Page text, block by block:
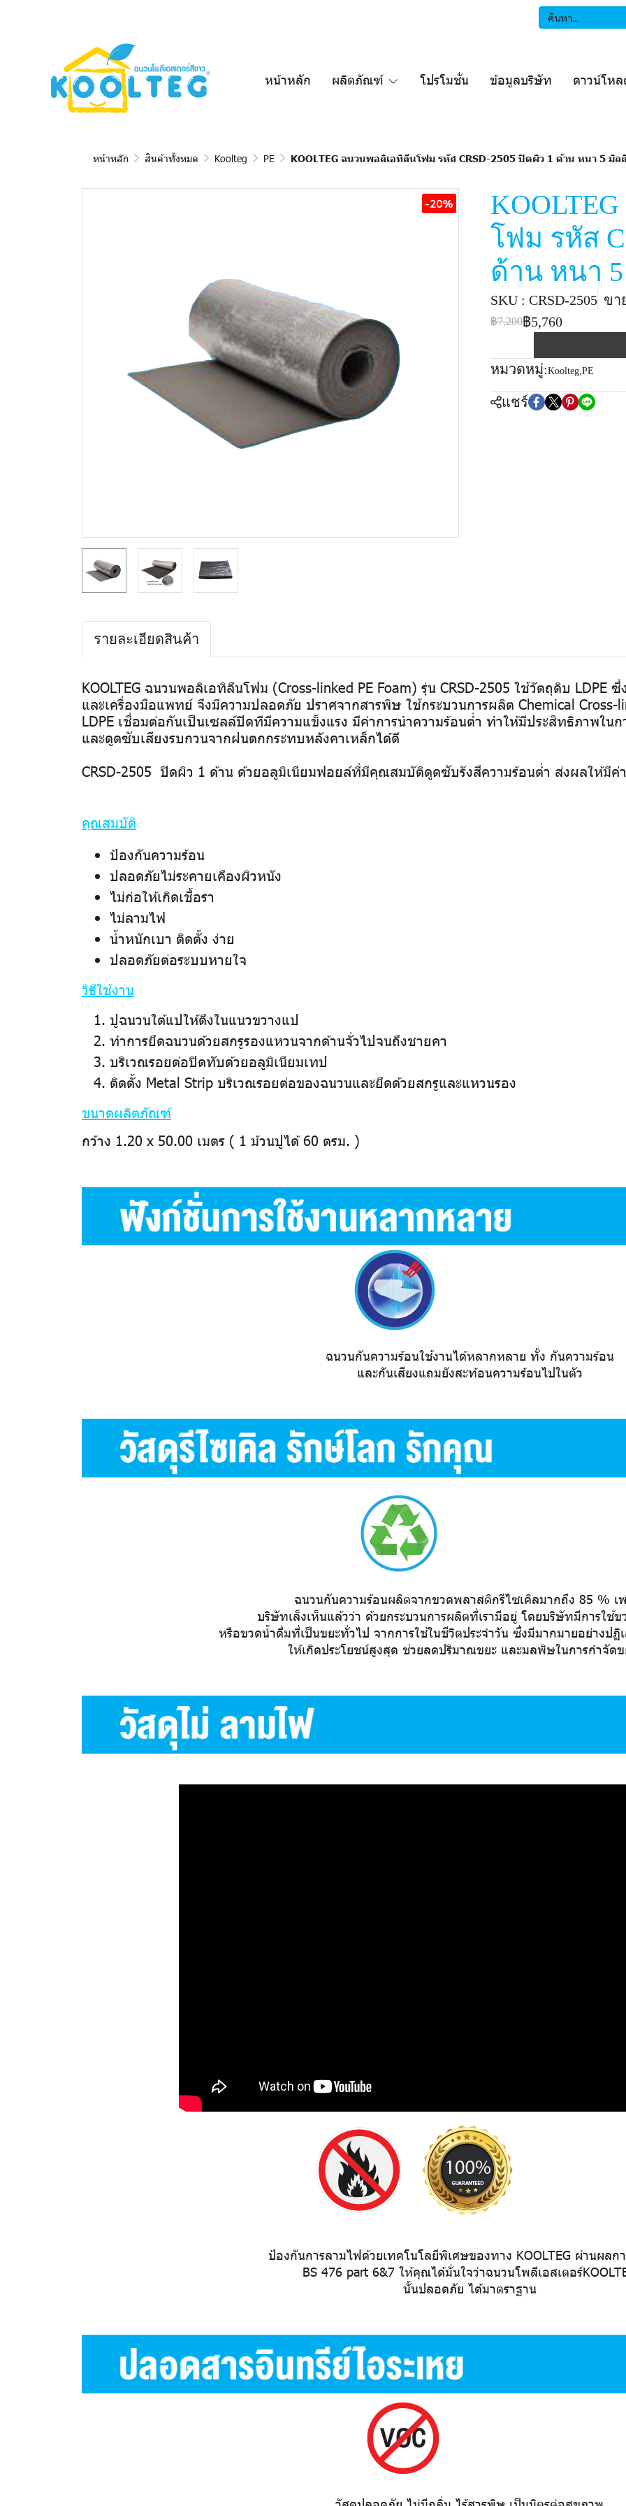
หน้าหลัก ผลิตภัณฑ์ โปรโมชั่น ข้อมูลบริษัท ดาวน์โหล
หน้าหลัก สินค้าทั้งหมด Koolteg PE KOOLTEG ฉนวนพอลิเอทิลีนโฟม รหัส CRSD-2505 ปิดผิว 1 ด้าน หนา 5 มิล
-20%
โฟม รหัส
ด้าน หนา
SKU : CRSD-2505 ขา
฿7,200฿5,760
หมวดหมู่:Koolteg,PE
แชร์
รายละเอียดสินค้า
KOOLTEG ฉนวนพอลิเอทิลีนโฟม (Cross-linked PE Foam) รุ่น CRSD-2505 ใช้วัตถุดิบ LDPE
และเครื่องมือแพทย์ จึงมีความปลอดภัย ปราศจากสารพิษ ใช้กระบวนการผลิต Chemical Cross-
LDPE เชื่อมต่อกันเป็นเซลล์ปิดทีมีความแข็งแรง มีค่าการนำความร้อนต่ำ ทำให้มีประสิทธิภาพใน
และดูดซับเสียงรบกวนจากฝนตกกระทบหลังคาเหล็กได้ดี
CRSD-2505 ปิดผิว 1 ด้าน ด้วยอลูมิเนียมฟอยล์ที่มีคุณสมบัติดูดซับรังสีความร้อนต่ำ ส่งผลให้มีค่
คุณสมบัติ
ป้องกันความร้อน
ปลอดภัยไม่ระคายเคืองผิวหนัง
ไม่ก่อให้เกิดเชื้อรา
ไม่ลามไฟ
น้ำหนักเบา ติดตั้ง ง่าย
ปลอดภัยต่อระบบหายใจ
วิธีใช้งาน
ปูฉนวนใต้แปให้ตึงในแนวขวางแป
ทำการยึดฉนวนด้วยสกรูรองแหวนจากด้านจั่วไปจนถึงชายคา
บริเวณรอยต่อปิดทับด้วยอลูมิเนียมเทป
ติดตั้ง Metal Strip บริเวณรอยต่อของฉนวนและยึดด้วยสกรูและแหวนรอง
ขนาดผลิตภัณฑ์
กว้าง 1.20 x 50.00 เมตร ( 1 ม้วนปูได้ 60 ตรม. )
ฉนวนกันความร้อนใช้งานได้หลากหลาย ทั้ง กันความร้อน
และกันเสียงแถมยังสะท้อนความร้อนไปในตัว
ฉนวนกันความร้อนผลิตจากขวดพลาสติกรีไซเคิลมากถึง 85 % เ
บริษัทเล็งเห็นแล้วว่า ด้วยกระบวนการผลิตที่เรามีอยู่ โดยบริษัทมีการใช้
หรือขวดน้ำดื่มที่เป็นขยะทั่วไป จากการใช้ในชีวิตประจำวัน ซึ่งมีมากมายอย่างปฏิ
ให้เกิดประโยชน์สูงสุด ช่วยลดปริมาณขยะ และมลพิษในการกำจัดข
ป้องกันการลามไฟด้วยเทคโนโลยีพิเศษของทาง KOOLTEG ผ่านผลก
BS 476 part 6&7 ให้คุณได้มั่นใจว่าฉนวนโพลีเอสเตอร์
นั้นปลอดภัย ได้มาตราฐาน